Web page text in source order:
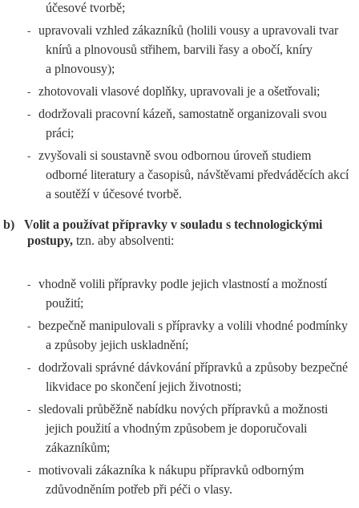
účesové tvorbě;
-
upravovali vzhled zákazníků (holili vousy a upravovali tvar
knírů a plnovousů střihem, barvili řasy a obočí, kníry
a plnovousy);
- zhotovovali vlasové doplňky, upravovali je a ošetřovali;
-
dodržovali pracovní kázeň, samostatně organizovali svou
práci;
-
zvyšovali si soustavně svou odbornou úroveň studiem
odborné literatury a časopisů, návštěvami předváděcích akcí
a soutěží v účesové tvorbě.
b)
Volit a používat přípravky v souladu s technologickými
postupy, tzn. aby absolventi:
-
vhodně volili přípravky podle jejich vlastností a možností
použití;
-
bezpečně manipulovali s přípravky a volili vhodné podmínky
a způsoby jejich uskladnění;
-
dodržovali správné dávkování přípravků a způsoby bezpečné
likvidace po skončení jejich životnosti;
-
sledovali průběžně nabídku nových přípravků a možnosti
jejich použití a vhodným způsobem je doporučovali
zákazníkům;
-
motivovali zákazníka k nákupu přípravků odborným
zdůvodněním potřeb při péči o vlasy.